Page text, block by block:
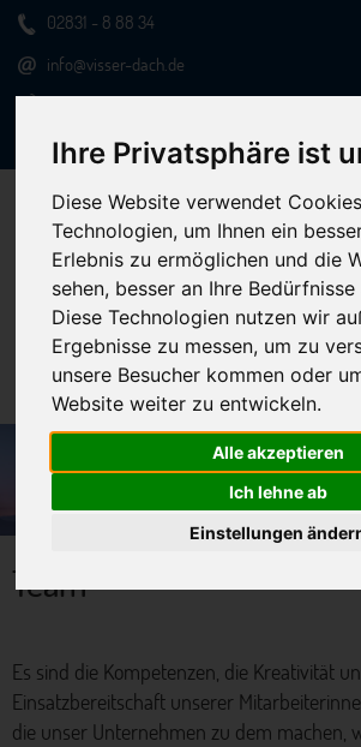
Ihre Privatsphäre ist
Diese Website verwendet
Technologien, um Ihnen ein
Erlebnis zu ermöglichen und die
sehen, besser an Ihre Bedürfnisse
Diese Technologien nutzen wir
Ergebnisse zu messen, um zu
unsere Besucher kommen oder
Website weiter zu entwickeln.
Alle akzeptieren
Ich lehne ab
Einstellungen
02831 - 8 88 34
info@visser-dach.de
Online-Bewerbung
Team
Es sind die Kompetenzen, die Kreativität
Einsatzbereitschaft unserer
die unser Unternehmen zu dem machen,